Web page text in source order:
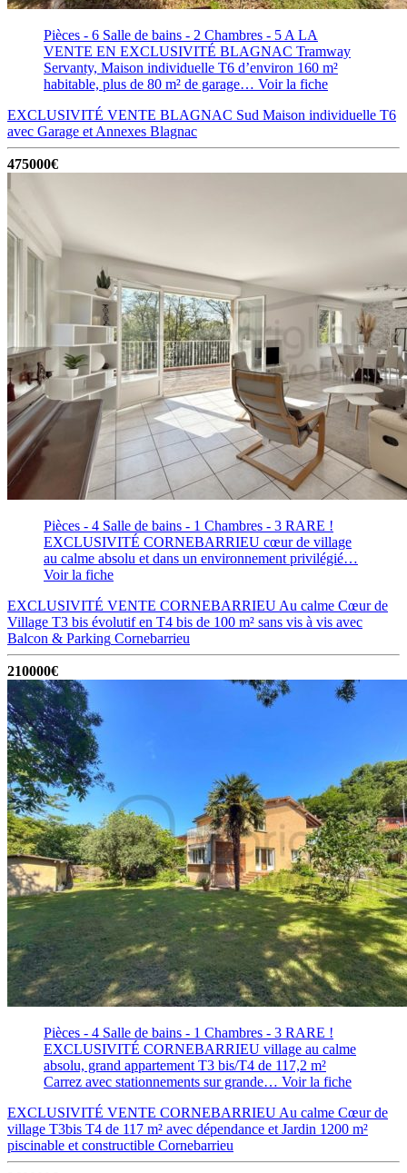
Pièces - 6 Salle de bains - 2 Chambres - 5 A LA
VENTE EN EXCLUSIVITÉ BLAGNAC Tramway
Servanty, Maison individuelle T6 d’environ 160 m²
habitable, plus de 80 m² de garage… Voir la fiche
EXCLUSIVITÉ VENTE BLAGNAC Sud Maison individuelle T6
avec Garage et Annexes Blagnac
475000€
Pièces - 4 Salle de bains - 1 Chambres - 3 RARE !
EXCLUSIVITÉ CORNEBARRIEU cœur de village
au calme absolu et dans un environnement privilégié…
Voir la fiche
EXCLUSIVITÉ VENTE CORNEBARRIEU Au calme Cœur de
Village T3 bis évolutif en T4 bis de 100 m² sans vis à vis avec
Balcon & Parking Cornebarrieu
210000€
Pièces - 4 Salle de bains - 1 Chambres - 3 RARE !
EXCLUSIVITÉ CORNEBARRIEU village au calme
absolu, grand appartement T3 bis/T4 de 117,2 m²
Carrez avec stationnements sur grande… Voir la fiche
EXCLUSIVITÉ VENTE CORNEBARRIEU Au calme Cœur de
village T3bis T4 de 117 m² avec dépendance et Jardin 1200 m²
piscinable et constructible Cornebarrieu